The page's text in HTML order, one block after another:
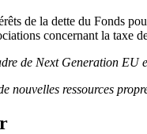
de la dette du Fonds
concernant la taxe
de Next Generation EU
ressources